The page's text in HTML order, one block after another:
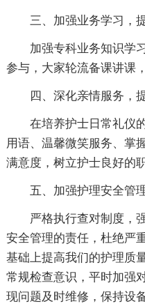
三、加强业务学习，
加强专科业务知识学
参与，大家轮流备课讲课
四、深化亲情服务，
在培养护士日常礼仪
用语、温馨微笑服务、掌
满意度，树立护士良好的
五、加强护理安全管
严格执行查对制度，
安全管理的责任，杜绝严
基础上提高我们的护理质
常规检查意识，平时加强
现问题及时维修，保持设